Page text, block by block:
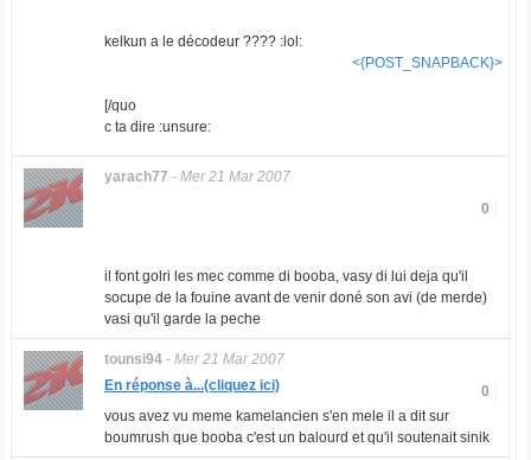
kelkun a le décodeur ???? :lol:
<{POST_SNAPBACK}>
[/quo
c ta dire :unsure:
yarach77 - Mer 21 Mar 2007
0
il font golri les mec comme di booba, vasy di lui deja qu'il
socupe de la fouine avant de venir doné son avi (de merde)
vasi qu'il garde la peche
tounsi94- Mer 21 Mar 2007
0
En réponse à...(cliquez ici)
vous avez vu meme kamelancien s'en mele il a dit sur
boumrush que booba c'est un balourd et qu'il soutenait sinik